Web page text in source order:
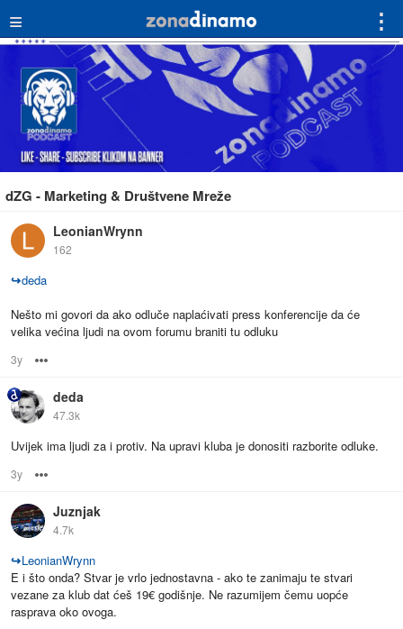
≡ ⋮
dZG - Marketing & Društvene Mreže
LeonianWrynn
162
↪deda
Nešto mi govori da ako odluče naplaćivati press konferencije da će
velika većina ljudi na ovom forumu braniti tu odluku
3y
deda
47.3k
Uvijek ima ljudi za i protiv. Na upravi kluba je donositi razborite odluke.
3y
Juznjak
4.7k
↪LeonianWrynn
E i što onda? Stvar je vrlo jednostavna - ako te zanimaju te stvari
vezane za klub dat ćeš 19€ godišnje. Ne razumijem čemu uopće
rasprava oko ovoga.